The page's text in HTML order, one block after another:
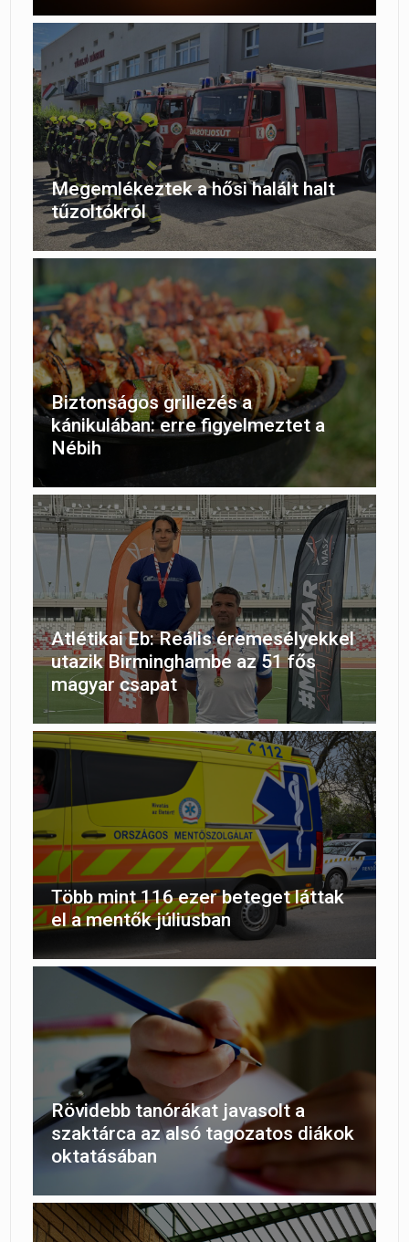
Megemlékeztek a hősi halált halt
tűzoltókról
Biztonságos grillezés a
kánikulában: erre figyelmeztet a
Nébih
Atlétikai Eb: Reális éremesélyekkel
utazik Birminghambe az 51 fős
magyar csapat
Több mint 116 ezer beteget láttak
el a mentők júliusban
Rövidebb tanórákat javasolt a
szaktárca az alsó tagozatos diákok
oktatásában